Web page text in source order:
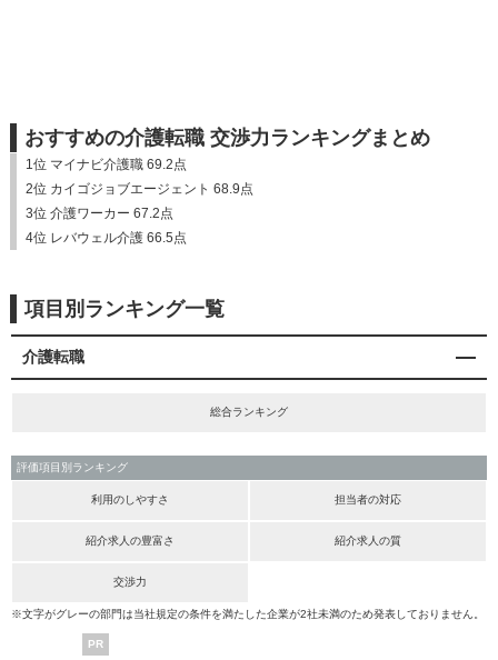
おすすめの介護転職 交渉力ランキングまとめ
1位 マイナビ介護職 69.2点
2位 カイゴジョブエージェント 68.9点
3位 介護ワーカー 67.2点
4位 レバウェル介護 66.5点
項目別ランキング一覧
介護転職
総合ランキング
評価項目別ランキング
利用のしやすさ 担当者の対応
紹介求人の豊富さ 紹介求人の質
交渉力
※文字がグレーの部門は当社規定の条件を満たした企業が2社未満のため発表しておりません。
PR